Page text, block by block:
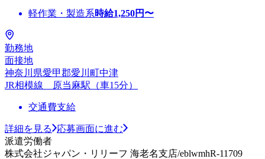
軽作業・製造系時給1,250円〜
勤務地
面接地
神奈川県愛甲郡愛川町中津
JR相模線 原当麻駅（車15分）
交通費支給
詳細を見る
応募画面に進む
派遣労働者
株式会社ジャパン・リリーフ 海老名支店/eblwmhR-11709